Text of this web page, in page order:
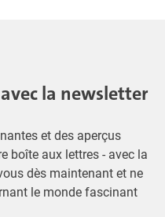
la newsletter
et des aperçus
boîte aux lettres - avec la
dès maintenant et ne
le monde fascinant